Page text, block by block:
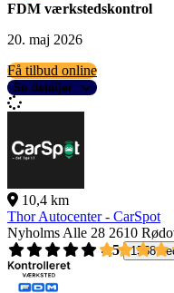
FDM værkstedskontrol
20. maj 2026
Få tilbud online
Se detaljer
10,4 km
Thor Autocenter - CarSpot
Nyholms Alle 28 2610
4,5
1558